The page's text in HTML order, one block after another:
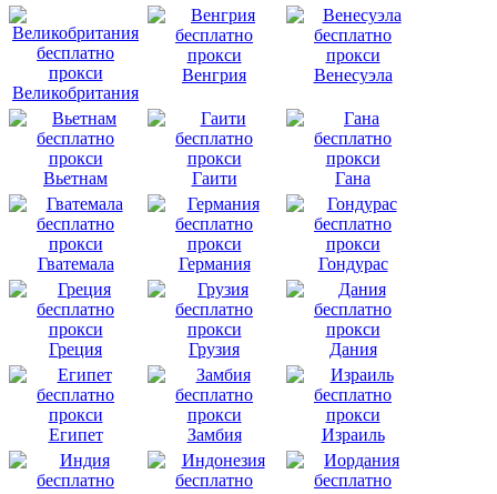
Великобритания
Венгрия Венесуэла
Вьетнам Гаити Гана
Гватемала Германия Гондурас
Греция Грузия Дания
Египет Замбия Израиль